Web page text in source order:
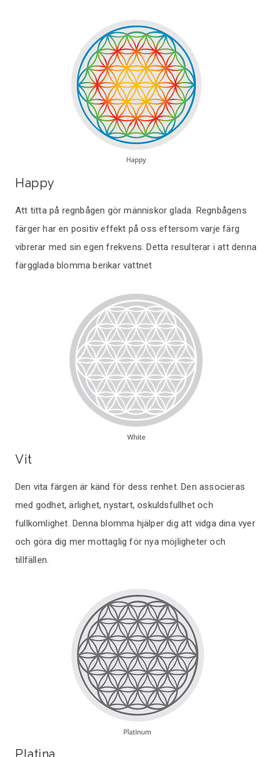
Happy
Att titta på regnbågen gör människor glada. Regnbågens
färger har en positiv effekt på oss eftersom varje färg
vibrerar med sin egen frekvens. Detta resulterar i att denna
färgglada blomma berikar vattnet
Vit
Den vita färgen är känd för dess renhet. Den associeras
med godhet, ärlighet, nystart, oskuldsfullhet och
fullkomlighet. Denna blomma hjälper dig att vidga dina vyer
och göra dig mer mottaglig för nya möjligheter och
tillfällen.